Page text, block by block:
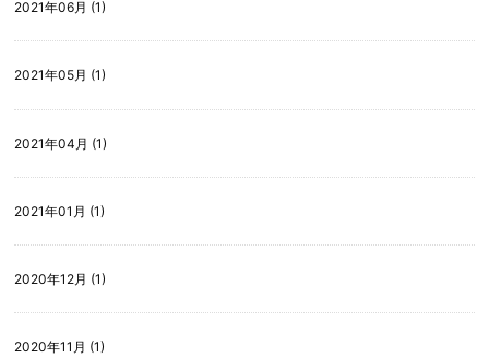
2021年06月 (1)
2021年05月 (1)
2021年04月 (1)
2021年01月 (1)
2020年12月 (1)
2020年11月 (1)